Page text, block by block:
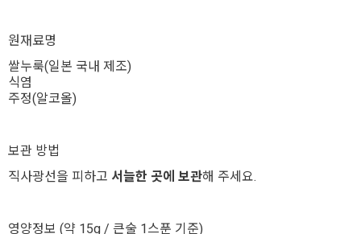
원재료명
쌀누룩(일본 국내 제조)
식염
주정(알코올)
보관 방법
직사광선을 피하고 서늘한 곳에 보관해 주세요.
영양정보 (약 15g / 큰술 1스푼 기준)